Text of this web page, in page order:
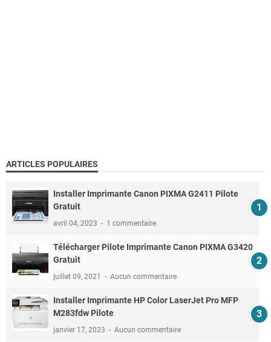
ARTICLES POPULAIRES
Installer Imprimante Canon PIXMA G2411 Pilote
Gratuit
avril 04, 2023 1 commentaire
Télécharger Pilote Imprimante Canon PIXMA G3420
Gratuit
juillet 09, 2021 Aucun commentaire
Installer Imprimante HP Color LaserJet Pro MFP
M283fdw Pilote
janvier 17, 2023 Aucun commentaire